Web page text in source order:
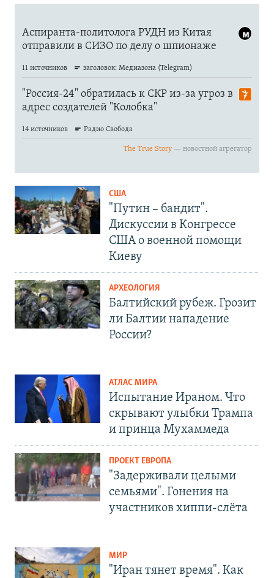
США
"Путин – бандит".
Дискуссии в Конгрессе
США о военной помощи
Киеву
АРХЕОЛОГИЯ
Балтийский рубеж. Грозит
ли Балтии нападение
России?
АТЛАС МИРА
Испытание Ираном. Что
скрывают улыбки Трампа
и принца Мухаммеда
ПРОЕКТ ЕВРОПА
"Задерживали целыми
семьями". Гонения на
участников хиппи-слёта
МИР
"Иран тянет время". Как